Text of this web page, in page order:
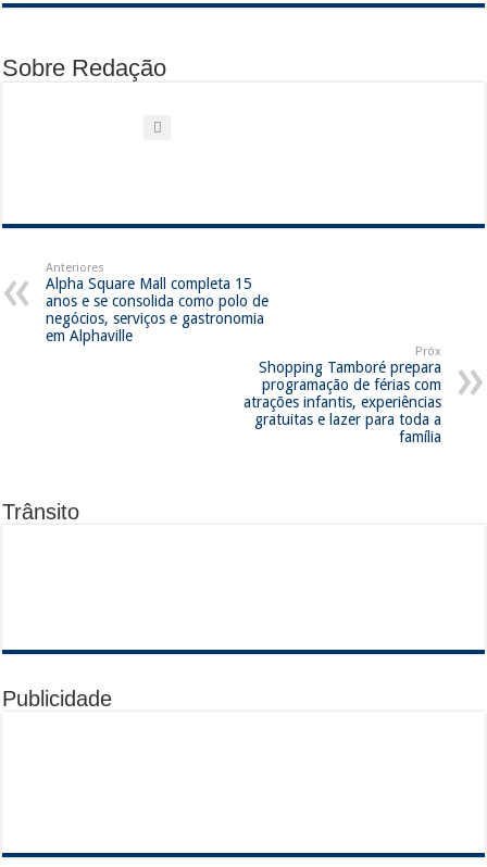
Sobre Redação
Anteriores
Alpha Square Mall completa 15
anos e se consolida como polo de
negócios, serviços e gastronomia
em Alphaville
Próx
Shopping Tamboré prepara
programação de férias com
atrações infantis, experiências
gratuitas e lazer para toda a
família
Trânsito
Publicidade